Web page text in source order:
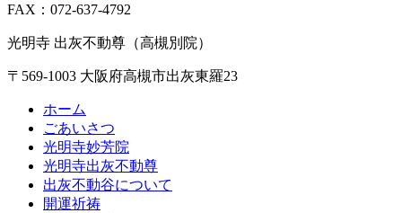
FAX：072-637-4792
光明寺 出灰不動尊（高槻別院）
〒569-1003 大阪府高槻市出灰東羅23
ホーム
ごあいさつ
光明寺妙芳院
光明寺出灰不動尊
出灰不動谷について
開運祈祷